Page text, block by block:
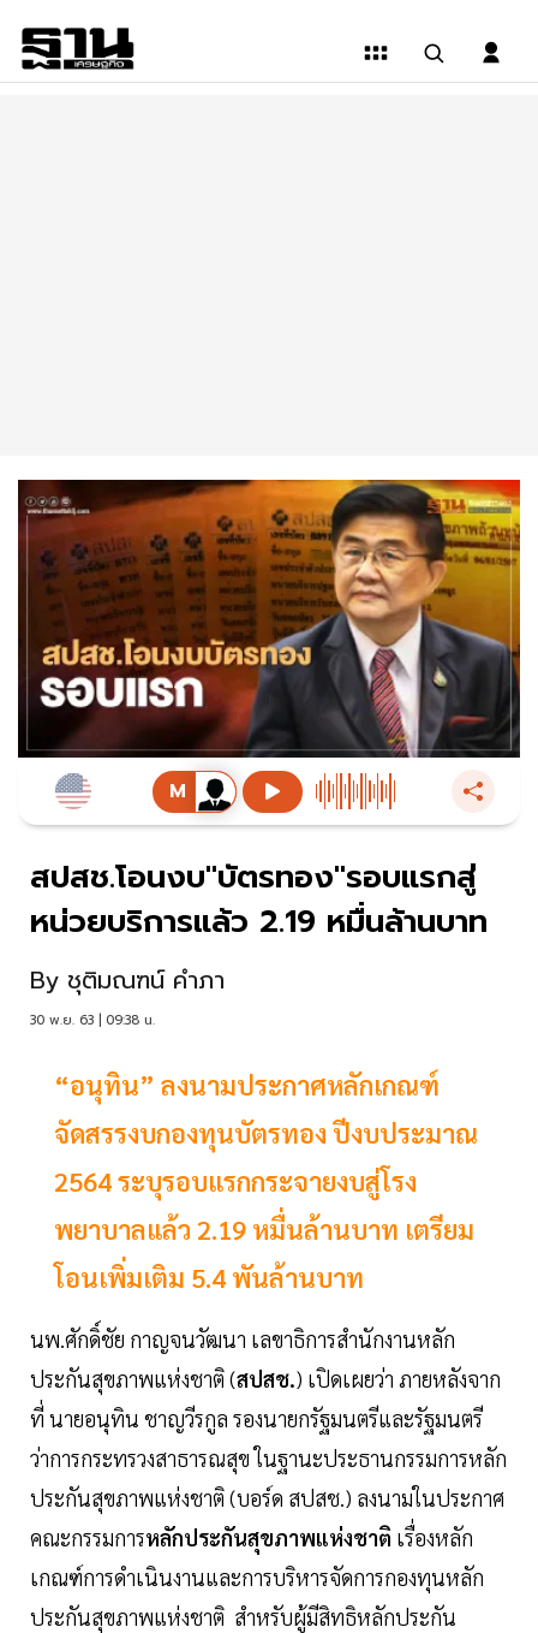
สปสช.โอนงบ"บัตรทอง"รอบแรกสู่
หน่วยบริการแล้ว 2.19 หมื่นล้านบาท
By ชุติมณฑน์ คำภา
30 พ.ย. 63 | 09:38 น.
“อนุทิน” ลงนามประกาศหลักเกณฑ์
จัดสรรงบกองทุนบัตรทอง ปีงบประมาณ
2564 ระบุรอบแรกกระจายงบสู่โรง
พยาบาลแล้ว 2.19 หมื่นล้านบาท เตรียม
โอนเพิ่มเติม 5.4 พันล้านบาท
นพ.ศักดิ์ชัย กาญจนวัฒนา เลขาธิการสำนักงานหลัก
ประกันสุขภาพแห่งชาติ (สปสช.) เปิดเผยว่า ภายหลังจาก
ที่ นายอนุทิน ชาญวีรกูล รองนายกรัฐมนตรีและรัฐมนตรี
ว่าการกระทรวงสาธารณสุข ในฐานะประธานกรรมการหลัก
ประกันสุขภาพแห่งชาติ (บอร์ด สปสช.) ลงนามในประกาศ
คณะกรรมการหลักประกันสุขภาพแห่งชาติ เรื่องหลัก
เกณฑ์การดำเนินงานและการบริหารจัดการกองทุนหลัก
ประกันสุขภาพแห่งชาติ สำหรับผู้มีสิทธิหลักประกัน